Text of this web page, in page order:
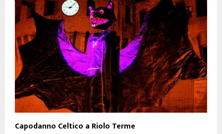
Capodanno Celtico a Riolo Terme